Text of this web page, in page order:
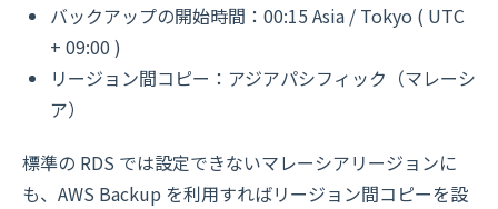
バックアップの開始時間：00:15 Asia / Tokyo ( UTC
+ 09:00 )
リージョン間コピー：アジアパシフィック（マレーシ
ア）
標準の RDS では設定できないマレーシアリージョンに
も、AWS Backup を利用すればリージョン間コピーを設